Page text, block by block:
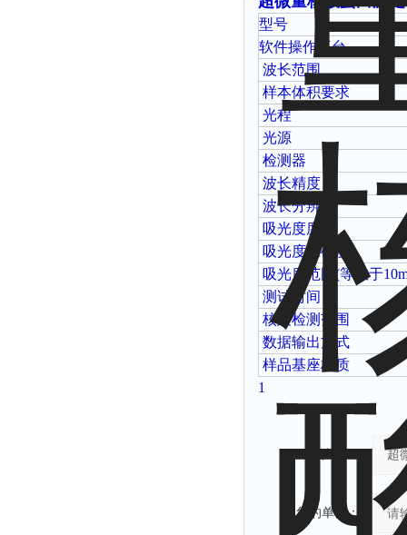
型号
软件操作平台
波长范围
样本体积要求
光程
光源
检测器
波长精度
波长分辨率
吸光度度
吸光度准确度
吸光度范围
(等效于
测试时间
核酸检测范围
数据输出方式
样品基座材质
1
您的单位：